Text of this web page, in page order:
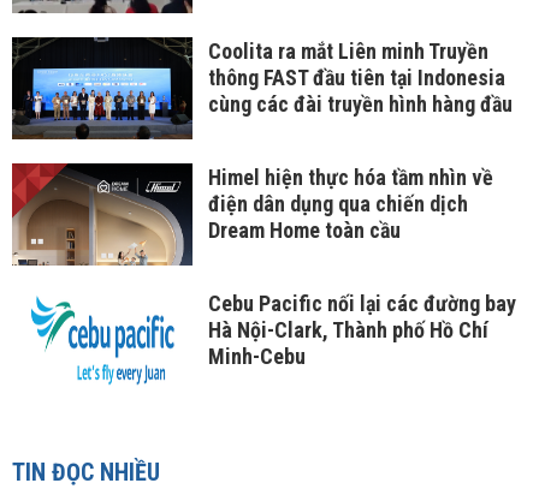
Coolita ra mắt Liên minh Truyền
thông FAST đầu tiên tại Indonesia
cùng các đài truyền hình hàng đầu
Himel hiện thực hóa tầm nhìn về
điện dân dụng qua chiến dịch
Dream Home toàn cầu
Cebu Pacific nối lại các đường bay
Hà Nội-Clark, Thành phố Hồ Chí
Minh-Cebu
TIN ĐỌC NHIỀU